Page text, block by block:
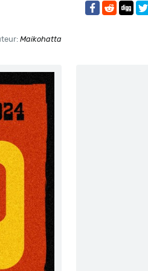
Maikohatta